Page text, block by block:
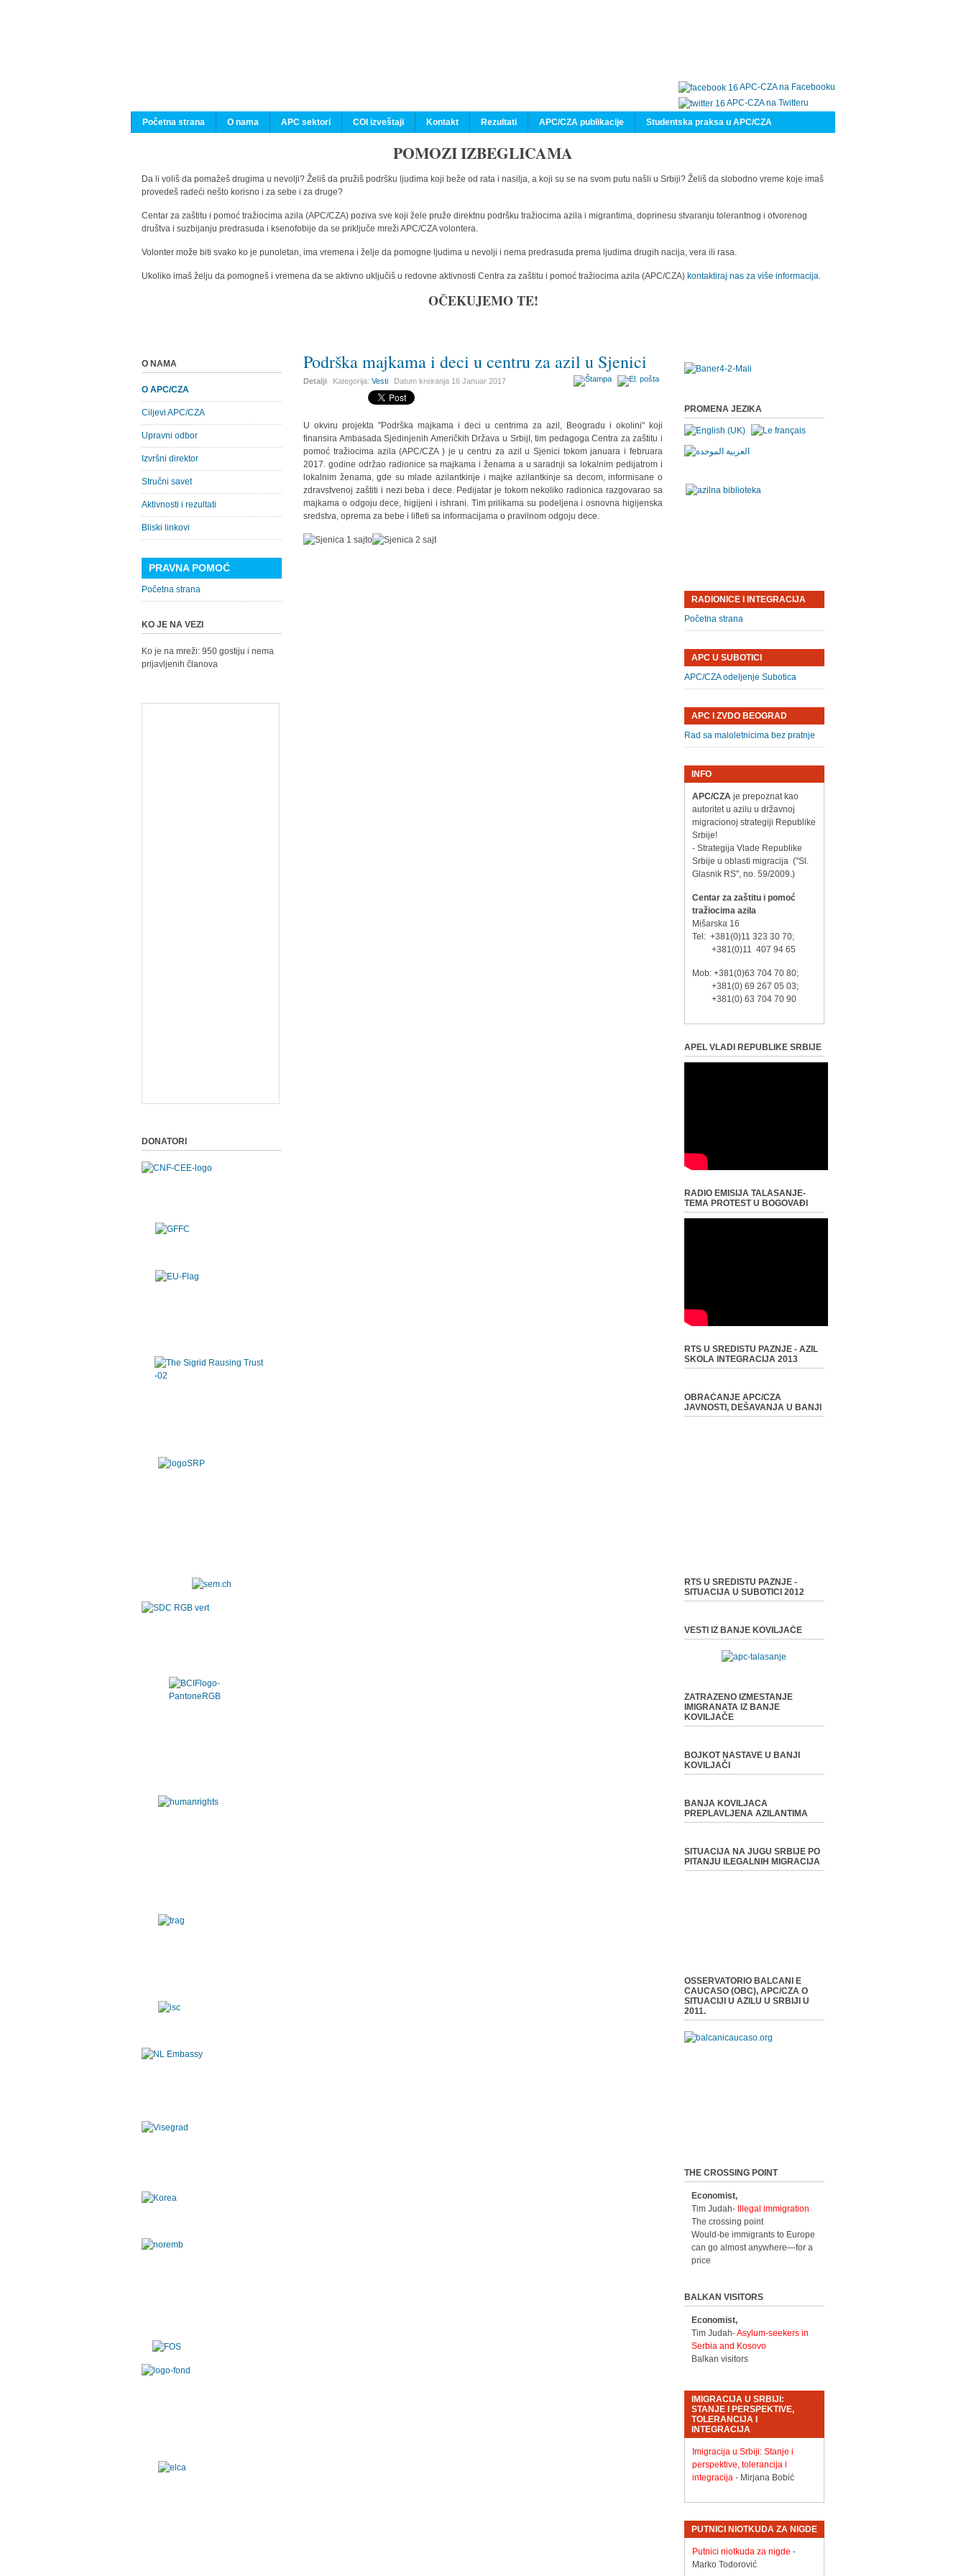
APC-CZA na Facebooku
APC-CZA na Twitteru
Početna strana
O nama APC sektori COI izveštaji Kontakt Rezultati APC/CZA publikacije Studentska praksa u APC/CZA
POMOZI IZBEGLICAMA
Da li voliš da pomažeš drugima u nevolji? Želiš da pružiš podršku ljudima koji beže od rata i nasilja, a koji su se na svom putu našli u Srbiji? Želiš da slobodno vreme koje imaš
provedeš radeći nešto korisno i za sebe i za druge?
Centar za zaštitu i pomoć tražiocima azila (APC/CZA) poziva sve koji žele pruže direktnu podršku tražiocima azila i migrantima, doprinesu stvaranju tolerantnog i otvorenog
društva i suzbijanju predrasuda i ksenofobije da se priključe mreži APC/CZA volontera.
Volonter može biti svako ko je punoletan, ima vremena i želje da pomogne ljudima u nevolji i nema predrasuda prema ljudima drugih nacija, vera ili rasa.
Ukoliko imaš želju da pomogneš i vremena da se aktivno uključiš u redovne aktivnosti Centra za zaštitu i pomoć tražiocima azila (APC/CZA) kontaktiraj nas za više informacija.
OČEKUJEMO TE!
Podrška majkama i deci u centru za azil u Sjenici
Detalji Kategorija:Vesti Datum kreiranja 16 Januar 2017
U okviru projekta "Podrška majkama i deci u centrima za azil, Beogradu i okolini" koji
finansira Ambasada Sjedinjenih Američkih Država u SrbijI, tim pedagoga Centra za zaštitu i
pomoć tražiocima azila (APC/CZA ) je u centru za azil u Sjenici tokom januara i februara
2017. godine održao radionice sa majkama i ženama a u saradnji sa lokalnim pedijatrom i
lokalnim ženama, gde su mlade azilantkinje i majke azilantkinje sa decom, informisane o
zdravstvenoj zaštiti i nezi beba i dece. Pedijatar je tokom nekoliko radionica razgovarao sa
majkama o odgoju dece, higijeni i ishrani. Tim prilikama su podeljena i osnovna higijenska
sredstva, oprema za bebe i lifleti sa informacijama o pravilnom odgoju dece.
O NAMA
O APC/CZA
Ciljevi APC/CZA
Upravni odbor
Izvršni direktor
Stručni savet
Aktivnosti i rezultati
Bliski linkovi
PRAVNA POMOĆ
Početna strana
KO JE NA VEZI
Ko je na mreži: 950 gostiju i nema
prijavljenih članova
DONATORI
PROMENA JEZIKA
RADIONICE I INTEGRACIJA
Početna strana
APC U SUBOTICI
APC/CZA odeljenje Subotica
APC I ZVDO BEOGRAD
Rad sa maloletnicima bez pratnje
INFO
APC/CZAje prepoznat kao
autoritet u azilu u državnoj
migracionoj strategiji Republike
Srbije!
- Strategija Vlade Republike
Srbije u oblasti migracija ("Sl.
Glasnik RS", no. 59/2009.)
Centar za zaštitu i pomoć
tražiocima azila
Mišarska 16
Tel: +381(0)11 323 30 70;
+381(0)11 407 94 65
Mob: +381(0)63 704 70 80;
+381(0) 69 267 05 03;
+381(0) 63 704 70 90
APEL VLADI REPUBLIKE SRBIJE
RADIO EMISIJA TALASANJE-
TEMA PROTEST U BOGOVAĐI
RTS U SREDISTU PAZNJE - AZIL
SKOLA INTEGRACIJA 2013
OBRAĆANJE APC/CZA
JAVNOSTI, DEŠAVANJA U BANJI
RTS U SREDISTU PAZNJE -
SITUACIJA U SUBOTICI 2012
VESTI IZ BANJE KOVILJAČE
ZATRAZENO IZMESTANJE
IMIGRANATA IZ BANJE
KOVILJAČE
BOJKOT NASTAVE U BANJI
KOVILJAČI
BANJA KOVILJACA
PREPLAVLJENA AZILANTIMA
SITUACIJA NA JUGU SRBIJE PO
PITANJU ILEGALNIH MIGRACIJA
OSSERVATORIO BALCANI E
CAUCASO (OBC), APC/CZA O
SITUACIJI U AZILU U SRBIJI U
2011.
THE CROSSING POINT
Economist,
Tim Judah-
Illegal immigration
The crossing point
Would-be immigrants to Europe
can go almost anywhere—for a
price
BALKAN VISITORS
Economist,
Tim Judah-Asylum-seekers in
Serbia and Kosovo
Balkan visitors
IMIGRACIJA U SRBIJI:
STANJE I PERSPEKTIVE,
TOLERANCIJA I
INTEGRACIJA
Imigracija u Srbiji: Stanje i
perspektive, tolerancija i
integracija- Mirjana Bobić
PUTNICI NIOTKUDA ZA NIGDE
Putnici niotkuda za nigde -
Marko Todorović